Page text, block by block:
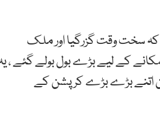
سخت وقت گزرگیا اور ملک
کے لیے بڑے بول بولے گئے ،
لیکن اتنے بڑے بڑے کرپشن کے